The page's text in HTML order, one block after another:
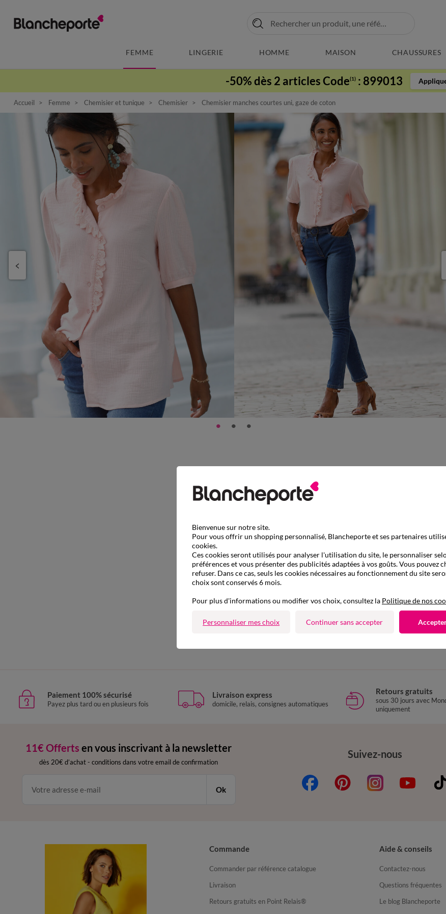
FEMME LINGERIE HOMME MAISON CHAUSSURES
-50% dès 2 articles Code(1) : 899013
Accueil Femme Chemisier et tunique Chemisier Chemisier manches courtes uni, gaze de coton
D'autres idées de Chemisier
Paiement 100% sécurisé
Payez plus tard ou en plusieurs fois
Livraison express
domicile, relais, consignes automatiques
Retours gratuits
sous 30 jours avec
uniquement
11€ Offerts en vous inscrivant à la newsletter
dès 20€ d’achat - conditions dans votre email de confirmation
Ok
Suivez-nous
Commande
Commander par référence catalogue
Livraison
Retours gratuits en Point Relais®
Aide & conseils
Contactez-nous
Questions fréquentes
Le blog Blancheporte
Bienvenue sur notre site.
Pour vous offrir un shopping personnalisé, Blancheporte et ses partenaires
cookies.
Ces cookies seront utilisés pour analyser l'utilisation du site, le personnaliser
préférences et vous présenter des publicités adaptées à vos goûts. Vous pouvez
refuser. Dans ce cas, seuls les cookies nécessaires au fonctionnement du site
choix sont conservés 6 mois.
Pour plus d'informations ou modifier vos choix, consultez la Politique de nos
Personnaliser mes choix Continuer sans accepter